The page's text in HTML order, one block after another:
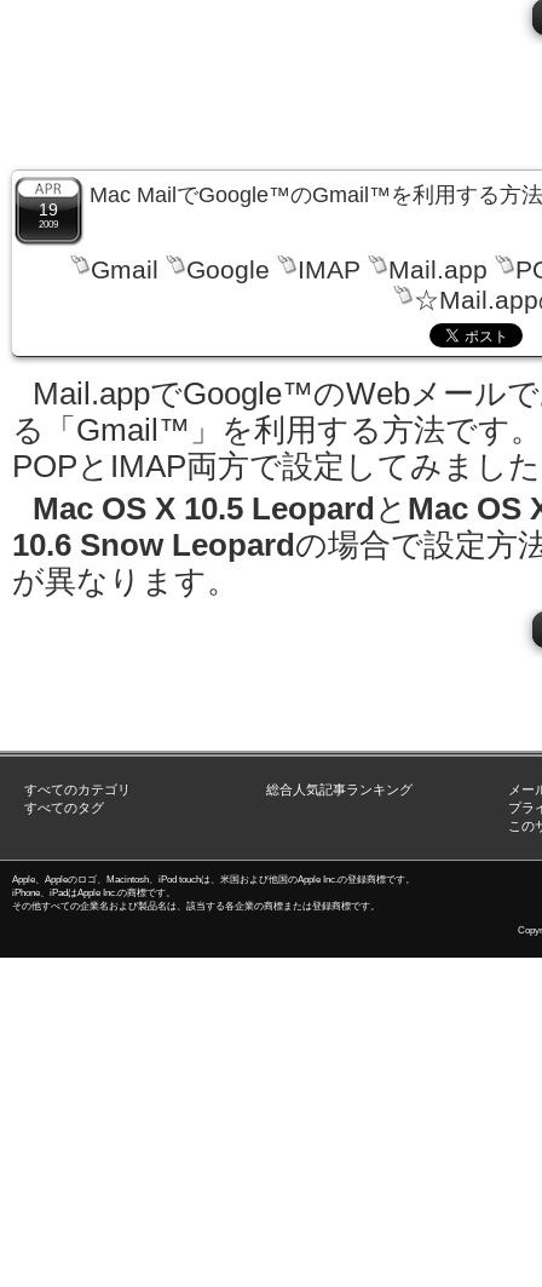
19
2009
Mac MailでGoogle™のGmail™を利用する方法
Gmail Google IMAP Mail.app
☆Mail.app
Mail.appでGoogle™のWebメール
る「Gmail™」を利用する方法です。
POPとIMAP両方で設定してみまし
Mac OS X 10.5 Leopard と Mac OS
10.6 Snow Leopard の場合で設定方
が異なります。
すべてのカテゴリ
すべてのタグ
総合人気記事ランキング
メー
プラ
この
Apple、Appleのロゴ、Macintosh、iPod touchは、米国および他国のApple Inc.の登録商標です。
iPhone、iPadはApple Inc.の商標です。
その他すべての企業名および製品名は、該当する各企業の商標または登録商標です。